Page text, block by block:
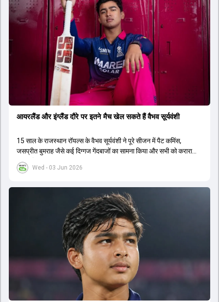
Wed - 03 Jun 2026
आयरलैंड और इंग्लैंड दौरे पर इतने मैच खेल सकते हैं वैभव सूर्यवंशी
15 साल के राजस्थान रॉयल्स के वैभव सूर्यवंशी ने पूरे सीजन में पैट कमिंस,
जसप्रीत बुमराह जैसे कई द‍िग्गज गेंदबाजों का सामना किया और सभी को करारा
जवाब द‍िया.